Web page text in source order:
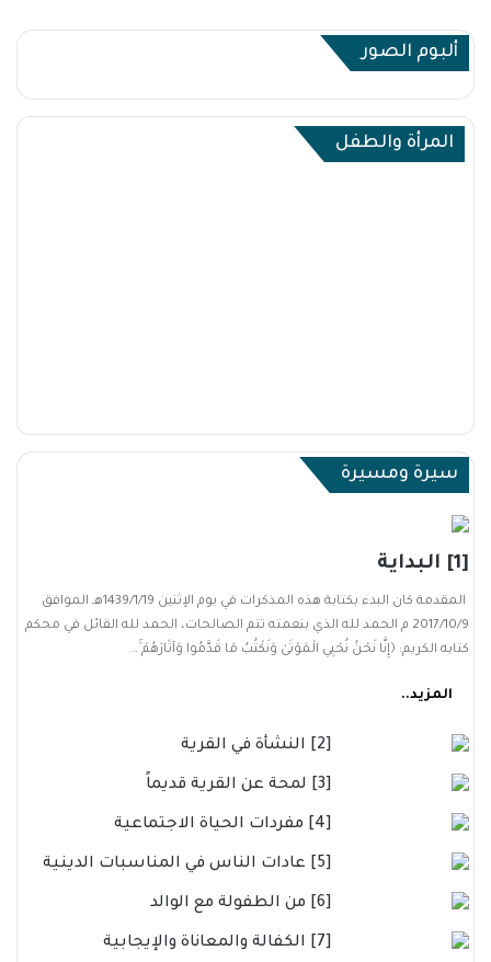
ألبوم الصور
المرأة والطفل
سيرة ومسيرة
[1] البداية
المقدمة كان البدء بكتابة هذه المذكرات في يوم الإثنين 1439/1/19هـ الموافق
2017/10/9 م الحمد لله الذي بنعمته تتم الصالحات، الحمد لله القائل في محكم
كتابه الكريم: ﴿إِنَّا نَحْنُ نُحْيِي الْمَوْتَىٰ وَنَكْتُبُ مَا قَدَّمُوا وَآثَارَهُمْ ۚ…
المزيد..
[2] النشأة في القرية
[3] لمحة عن القرية قديماً
[4] مفردات الحياة الاجتماعية
[5] عادات الناس في المناسبات الدينية
[6] من الطفولة مع الوالد
[7] الكفالة والمعاناة والإيجابية